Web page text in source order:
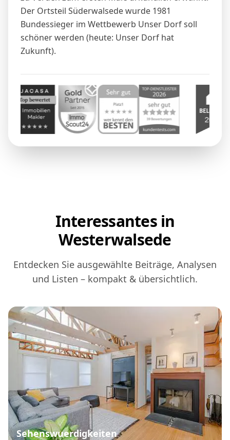
Der Ortsteil Süderwalsede wurde 1981
Bundessieger im Wettbewerb Unser Dorf soll
schöner werden (heute: Unser Dorf hat
Zukunft).
Interessantes in
Westerwalsede
Entdecken Sie ausgewählte Beiträge, Analysen
und Listen – kompakt & übersichtlich.
Sehenswuerdigkeiten